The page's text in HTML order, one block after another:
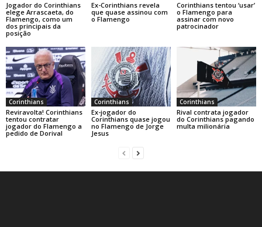
Jogador do Corinthians
elege Arrascaeta, do
Flamengo, como um
dos principais da
posição
Ex-Corinthians revela
que quase assinou com
o Flamengo
Corinthians tentou ‘usar’
o Flamengo para
assinar com novo
patrocinador
Corinthians
Reviravolta! Corinthians
tentou contratar
jogador do Flamengo a
pedido de Dorival
Corinthians
Ex-jogador do
Corinthians quase jogou
no Flamengo de Jorge
Jesus
Corinthians
Rival contrata jogador
do Corinthians pagando
multa milionária